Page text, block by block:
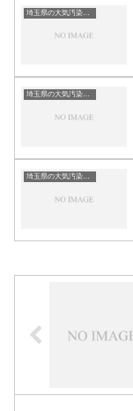
埼玉県の大気汚染・PM2.5・黄砂・エアロゾルの数値
埼玉県の大気汚染・PM2.5・黄砂・エアロゾルの数値
埼玉県の大気汚染・PM2.5・黄砂・エアロゾルの数値